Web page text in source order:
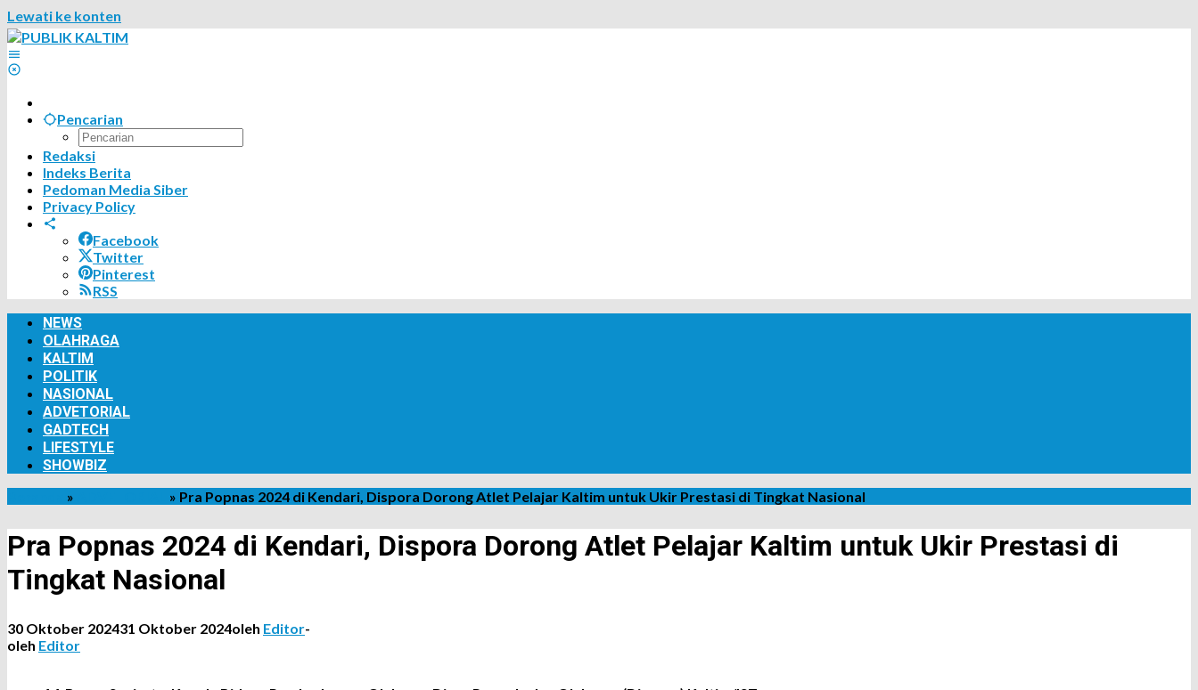
Lewati ke konten
Pencarian
Redaksi
Indeks Berita
Pedoman Media Siber
Privacy Policy
Facebook
Twitter
Pinterest
RSS
NEWS
OLAHRAGA
KALTIM
POLITIK
NASIONAL
ADVETORIAL
GADTECH
LIFESTYLE
SHOWBIZ
» » Pra Popnas 2024 di Kendari, Dispora Dorong Atlet Pelajar Kaltim untuk Ukir Prestasi di Tingkat Nasional
Pra Popnas 2024 di Kendari, Dispora Dorong Atlet Pelajar Kaltim untuk Ukir Prestasi di
Tingkat Nasional
30 Oktober 202431 Oktober 2024oleh Editor-
oleh Editor